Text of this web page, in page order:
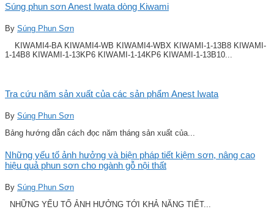
Súng phun sơn Anest Iwata dòng Kiwami
By Súng Phun Sơn
KIWAMI4-BA KIWAMI4-WB KIWAMI4-WBX KIWAMI-1-13B8 KIWAMI-
1-14B8 KIWAMI-1-13KP6 KIWAMI-1-14KP6 KIWAMI-1-13B10...
Tra cứu năm sản xuất của các sản phẩm Anest Iwata
By Súng Phun Sơn
Bảng hướng dẫn cách đọc năm tháng sản xuất của...
Những yếu tố ảnh hưởng và biện pháp tiết kiệm sơn, nâng cao
hiệu quả phun sơn cho ngành gỗ nội thất
By Súng Phun Sơn
NHỮNG YẾU TỐ ẢNH HƯỞNG TỚI KHẢ NĂNG TIẾT...